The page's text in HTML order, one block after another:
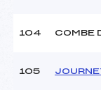
104 COMBE
105